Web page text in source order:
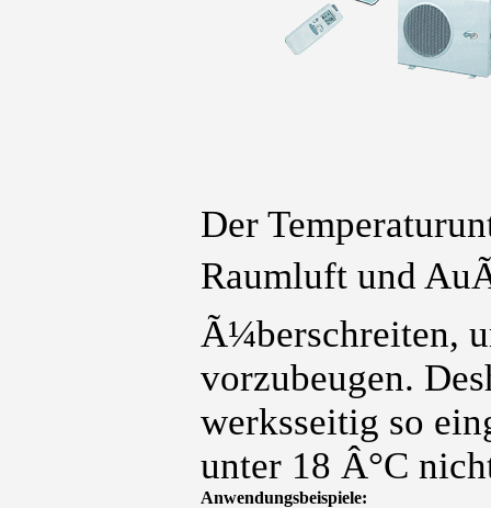
Der
Raumluft und
Ã¼berschreiten,
vorzubeugen.
werksseitig so
unter 18 Â°C
Anwendungsbeispiele: